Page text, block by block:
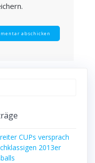
CUPs ver­sprach
2013er